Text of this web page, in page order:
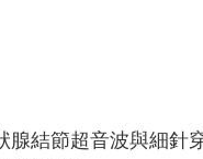
結節超音波與細針